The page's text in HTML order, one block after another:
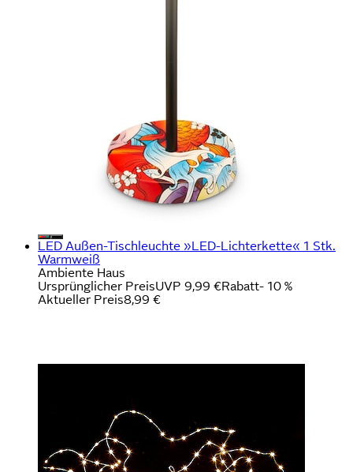
LED Außen-Tischleuchte »LED-Lichterkette« 1 Stk.
Warmweiß
Ambiente Haus
Ursprünglicher PreisUVP 9,99 €Rabatt- 10 %
Aktueller Preis8,99 €